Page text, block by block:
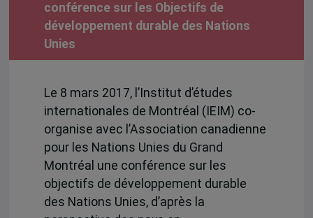
conférence sur les Objectifs de
développement durable des Nations
Unies
Le 8 mars 2017, l’Institut d’études
internationales de Montréal (IEIM) co-
organise avec l’Association canadienne
pour les Nations Unies du Grand
Montréal une conférence sur les
objectifs de développement durable
des Nations Unies, d’après la